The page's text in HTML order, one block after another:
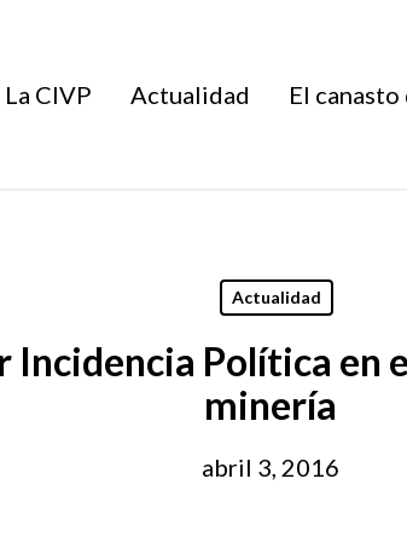
La CIVP Actualidad El
Actualidad
Incidencia Política en
minería
abril 3, 2016